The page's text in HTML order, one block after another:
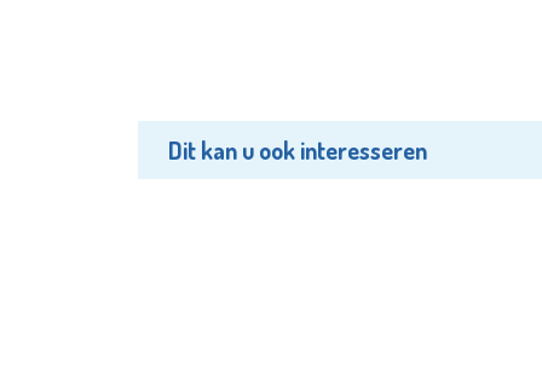
Dit kan u ook interesseren